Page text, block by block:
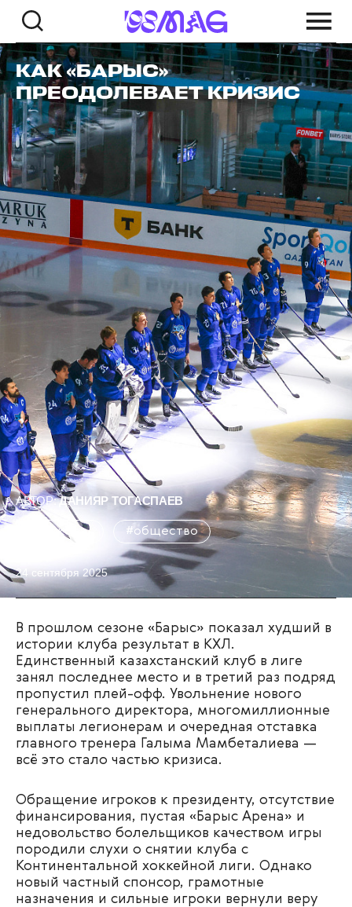
КАК «БАРЫС»
ПРЕОДОЛЕВАЕТ КРИЗИС
АВТОР:ДАНИЯР ТОГАСПАЕВ
#Ликбез #общество
24 сентября 2025
В прошлом сезоне «Барыс» показал худший в
истории клуба результат в КХЛ.
Единственный казахстанский клуб в лиге
занял последнее место и в третий раз подряд
пропустил плей-офф. Увольнение нового
генерального директора, многомиллионные
выплаты легионерам и очередная отставка
главного тренера Галыма Мамбеталиева —
всё это стало частью кризиса.
Обращение игроков к президенту, отсутствие
финансирования, пустая «Барыс Арена» и
недовольство болельщиков качеством игры
породили слухи о снятии клуба с
Континентальной хоккейной лиги. Однако
новый частный спонсор, грамотные
назначения и сильные игроки вернули веру